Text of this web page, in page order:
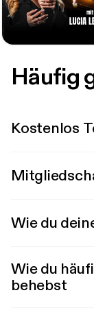
Häufig
Kostenlos
Wie du
Wie du
behebst